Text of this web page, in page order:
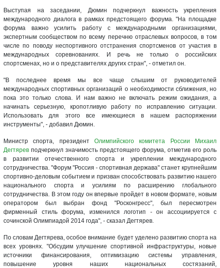
Выступая на заседании, Дюмин подчеркнул важность укрепления
международного диалога в рамках предстоящего форума. "На площадке
форума важно усилить работу с международными организациями,
экспертным сообществом по всему перечню отраслевых вопросов, в том
числе по поводу неспортивного отстранения спортсменов от участия в
международных соревнованиях. И речь не только о российских
спортсменах, но и о представителях других стран", - отметил он.
"В последнее время мы все чаще слышим от руководителей
международных спортивных организаций о необходимости сближения, но
пока это только слова. И нам важно не включать режим ожидания, а
начинать серьезную, кропотливую работу по исправлению ситуации.
Использовать для этого все имеющиеся в нашем распоряжении
инструменты", - добавил Дюмин.
Министр спорта, президент Олимпийского комитета России
Михаил
Дегтярев подчеркнул значимость предстоящего форума, отметив его роль
в развитии отечественного спорта и укреплении международного
сотрудничества. "Форум "Россия - спортивная держава" станет крупнейшим
спортивно-деловым событием и призван способствовать развитию нашего
национального спорта и усилиям по расширению глобального
сотрудничества. В этом году он впервые пройдет в новом формате, новым
оператором был выбран фонд "Росконгресс", был пересмотрен
фирменный стиль форума, изменился логотип - он ассоциируется с
сочинской Олимпиадой 2014 года", - сказал Дегтярев.
По словам Дегтярева, особое внимание будет уделено развитию спорта на
всех уровнях. "Обсудим улучшение спортивной инфраструктуры, новые
источники финансирования, оптимизацию системы управления,
повышение уровня наших национальных состязаний,